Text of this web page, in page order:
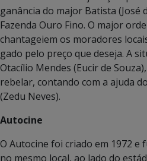
ganância do major Batista (José
Fazenda Ouro Fino. O major
chantageiem os moradores
gado pelo preço que deseja. A
Otacílio Mendes (Eucir de
rebelar, contando com a ajuda
(Zedu Neves).
Autocine
O Autocine foi criado em 1972
no mesmo local, ao lado do